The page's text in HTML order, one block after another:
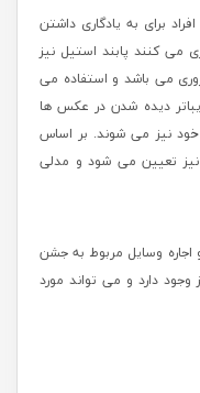
برای به یادگاری داشتن
می کنند پابند استیل نیز
می باشد و استفاده می
دیده شدن در عکس ها
نیز می شوند. بر اساس
تعیین می شود و مدلی
وسایل مربوط به جشن
دارد و می تواند مورد